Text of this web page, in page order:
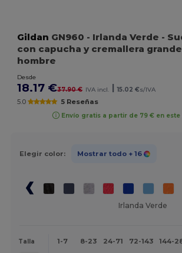
Gildan GN960 - Irlanda Verde -
con capucha y cremallera
hombre
Desde
18.17 €37.90 € IVA incl. 15.02 €s/IVA
5.0 5 Reseñas
Envío gratis a partir de 79 € en este
Elegir color: Mostrar todo + 16
Irlanda Verde
Talla 1-7 8-23 24-71 72-143 144-